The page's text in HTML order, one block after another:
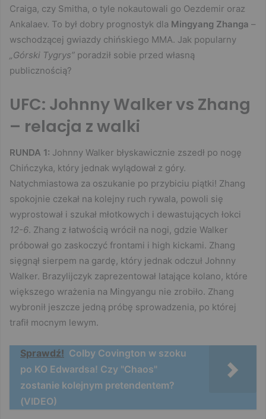
Craiga, czy Smitha, o tyle nokautowali go Oezdemir oraz
Ankalaev. To był dobry prognostyk dla Mingyang Zhanga –
wschodzącej gwiazdy chińskiego MMA. Jak popularny
„Górski Tygrys” poradził sobie przed własną
publicznością?
UFC: Johnny Walker vs Zhang
– relacja z walki
RUNDA 1: Johnny Walker błyskawicznie zszedł po nogę
Chińczyka, który jednak wylądował z góry.
Natychmiastowa za oszukanie po przybiciu piątki! Zhang
spokojnie czekał na kolejny ruch rywala, powoli się
wyprostował i szukał młotkowych i dewastujących łokci
12-6. Zhang z łatwością wrócił na nogi, gdzie Walker
próbował go zaskoczyć frontami i high kickami. Zhang
sięgnął sierpem na gardę, który jednak odczuł Johnny
Walker. Brazylijczyk zaprezentował latające kolano, które
większego wrażenia na Mingyangu nie zrobiło. Zhang
wybronił jeszcze jedną próbę sprowadzenia, po której
trafił mocnym lewym.
Sprawdź! Colby Covington w szoku
po KO Edwardsa! Czy "Chaos"
zostanie kolejnym pretendentem?
(VIDEO)